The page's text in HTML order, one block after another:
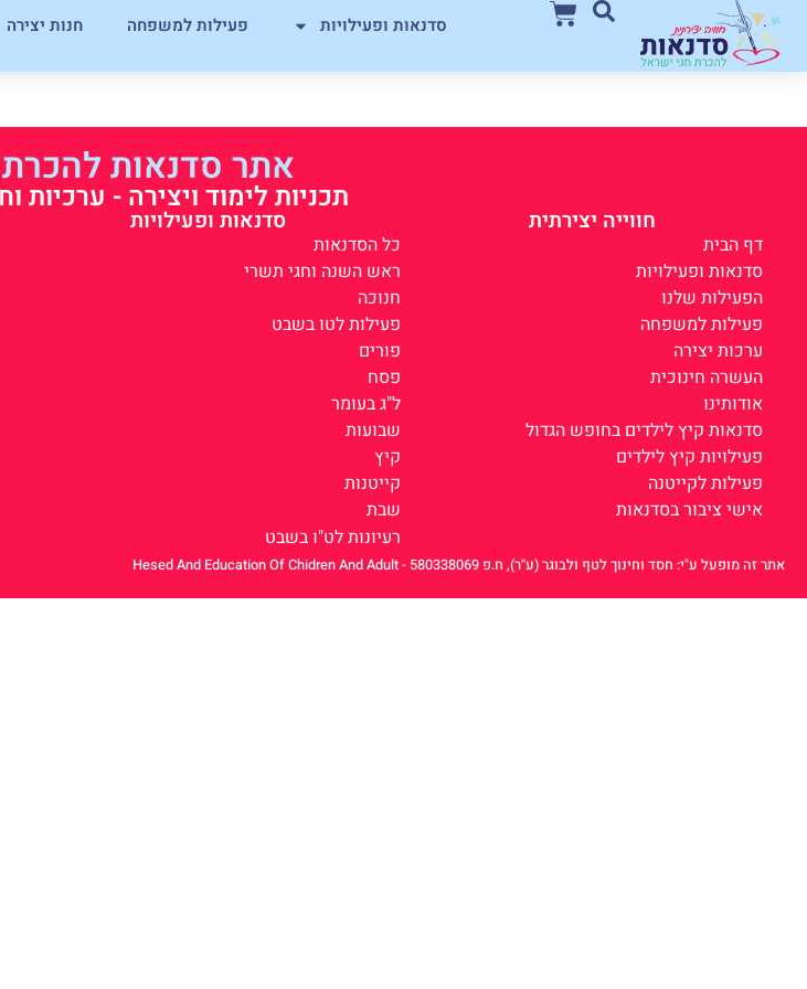
סדנאות ופעילויות פעילות למשפחה חנות יצירה
אתר סדנאות
תכניות לימוד ויצירה - ערכיות
חווייה יצירתית
דף הבית
סדנאות ופעילויות
הפעילות שלנו
פעילות למשפחה
ערכות יצירה
העשרה חינוכית
אודותינו
סדנאות קיץ לילדים בחופש הגדול
פעילויות קיץ לילדים
פעילות לקייטנה
אישי ציבור בסדנאות
סדנאות ופעילויות
כל הסדנאות
ראש השנה וחגי תשרי
חנוכה
פעילות לטו בשבט
פורים
פסח
ל"ג בעומר
שבועות
קיץ
קייטנות
שבת
רעיונות לט"ו בשבט
אתר זה מופעל ע"י: חסד וחינוך לטף ולבוגר (ע''ר), ח.פ 580338069 - Hesed And Education Of Chidren And Adult‎